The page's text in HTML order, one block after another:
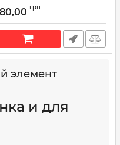
ATVAZ 6393 (пр-во
ATVAZ 6393
грн
элемент
и для